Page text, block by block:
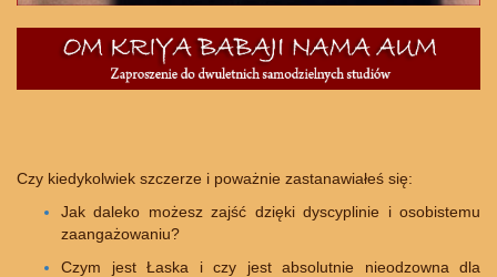
Czy kiedykolwiek szczerze i poważnie zastanawiałeś się:
Jak daleko możesz zajść dzięki dyscyplinie i osobistemu
zaangażowaniu?
Czym jest Łaska i czy jest absolutnie nieodzowna dla